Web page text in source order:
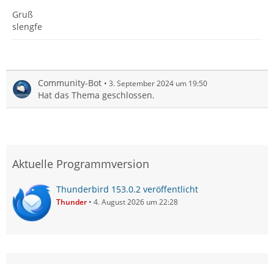
Gruß
slengfe
Community-Bot 3. September 2024 um 19:50
Hat das Thema geschlossen.
Aktuelle Programmversion
Thunderbird 153.0.2 veröffentlicht
Thunder 4. August 2026 um 22:28